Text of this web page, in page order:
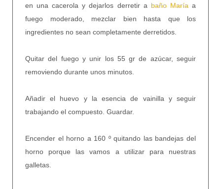
en una cacerola y dejarlos derretir a baño María a
fuego moderado, mezclar bien hasta que los
ingredientes no sean completamente derretidos.
Quitar del fuego y unir los 55 gr de azúcar, seguir
removiendo durante unos minutos.
Añadir el huevo y la esencia de vainilla y seguir
trabajando el compuesto. Guardar.
Encender el horno a 160 º quitando las bandejas del
horno porque las vamos a utilizar para nuestras
galletas.